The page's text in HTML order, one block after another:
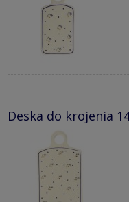
Deska do krojenia